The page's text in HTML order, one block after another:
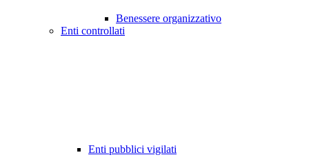
Benessere organizzativo
Enti controllati
Enti pubblici vigilati